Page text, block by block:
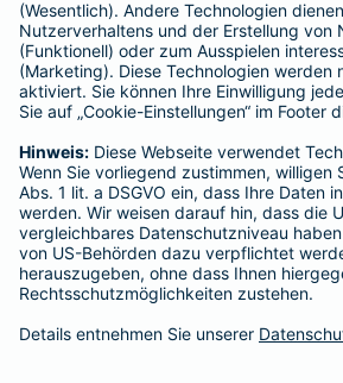
Barmenia Versicherung - Falk Thome
Güterstr. 20
42117 Wuppertal
Tel. 0202 7999000
E-Mail falk.thome@barmenia.de
Datenschutz Impressum/
Datenschutz-
Vertrag widerrufen
Einfach.